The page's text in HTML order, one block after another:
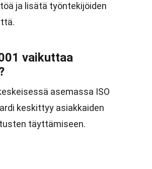
ja lisätä työntekijöiden
vaikuttaa
asemassa ISO
keskittyy asiakkaiden
täyttämiseen.